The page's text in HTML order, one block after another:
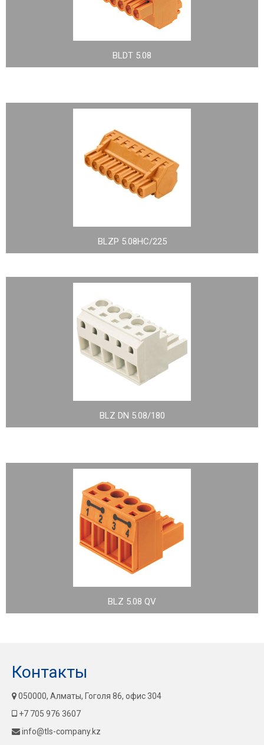
BLDT 5.08
BLZP 5.08HC/225
BLZ DN 5.08/180
BLZ 5.08 QV
Контакты
050000, Алматы, Гоголя 86, офис 304
+7 705 976 3607
info@tls-company.kz